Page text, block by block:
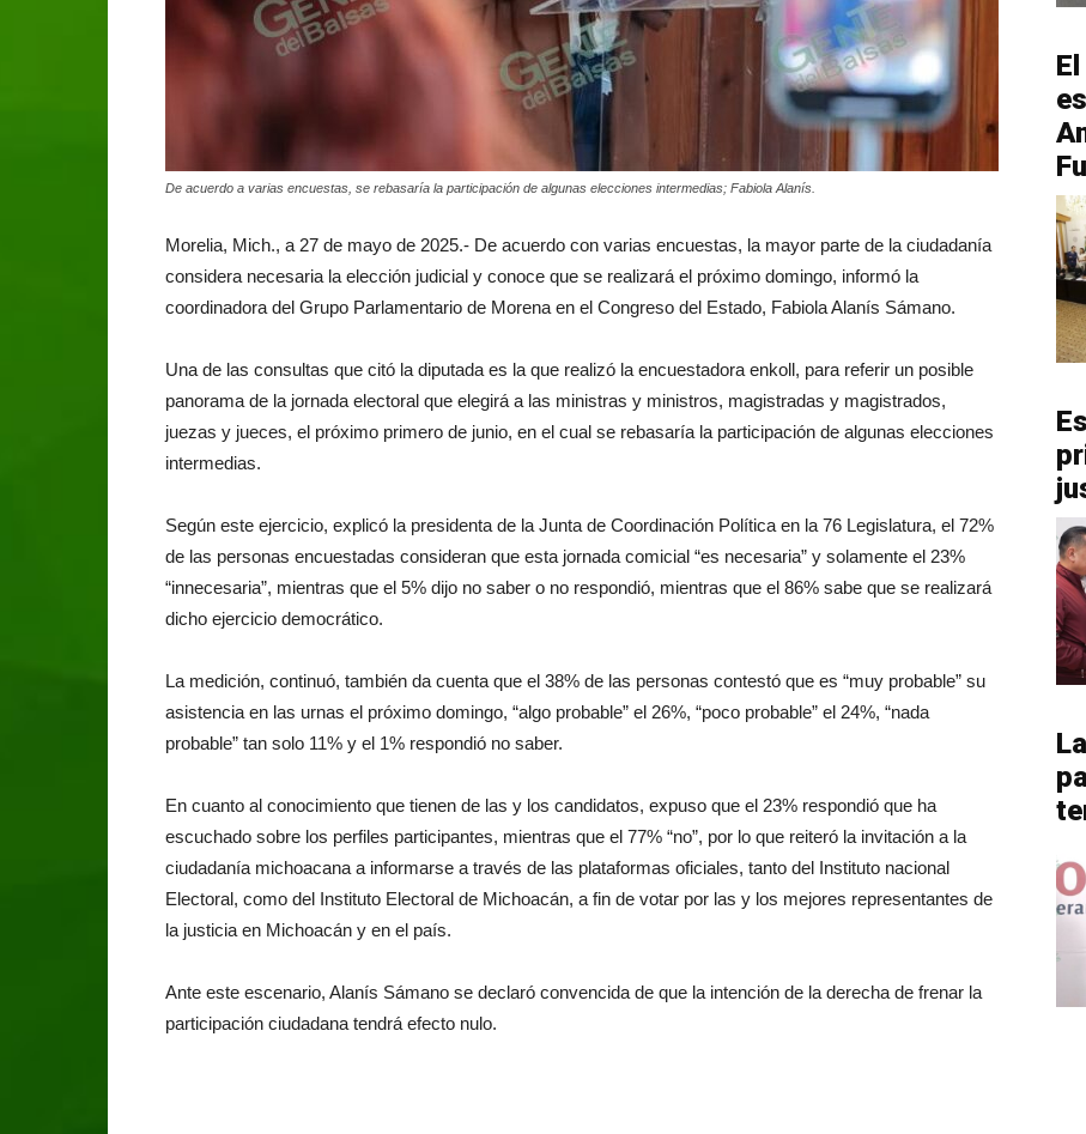
De acuerdo a varias encuestas, se rebasaría la participación de algunas elecciones intermedias; Fabiola Alanís.
Morelia, Mich., a 27 de mayo de 2025.- De acuerdo con varias encuestas, la mayor parte de la ciudadanía
considera necesaria la elección judicial y conoce que se realizará el próximo domingo, informó la
coordinadora del Grupo Parlamentario de Morena en el Congreso del Estado, Fabiola Alanís Sámano.
Una de las consultas que citó la diputada es la que realizó la encuestadora enkoll, para referir un posible
panorama de la jornada electoral que elegirá a las ministras y ministros, magistradas y magistrados,
juezas y jueces, el próximo primero de junio, en el cual se rebasaría la participación de algunas elecciones
intermedias.
Según este ejercicio, explicó la presidenta de la Junta de Coordinación Política en la 76 Legislatura, el 72%
de las personas encuestadas consideran que esta jornada comicial “es necesaria” y solamente el 23%
“innecesaria”, mientras que el 5% dijo no saber o no respondió, mientras que el 86% sabe que se realizará
dicho ejercicio democrático.
La medición, continuó, también da cuenta que el 38% de las personas contestó que es “muy probable” su
asistencia en las urnas el próximo domingo, “algo probable” el 26%, “poco probable” el 24%, “nada
probable” tan solo 11% y el 1% respondió no saber.
En cuanto al conocimiento que tienen de las y los candidatos, expuso que el 23% respondió que ha
escuchado sobre los perfiles participantes, mientras que el 77% “no”, por lo que reiteró la invitación a la
ciudadanía michoacana a informarse a través de las plataformas oficiales, tanto del Instituto nacional
Electoral, como del Instituto Electoral de Michoacán, a fin de votar por las y los mejores representantes de
la justicia en Michoacán y en el país.
Ante este escenario, Alanís Sámano se declaró convencida de que la intención de la derecha de frenar la
participación ciudadana tendrá efecto nulo.